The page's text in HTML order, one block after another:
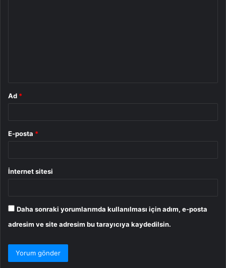
Ad *
E-posta *
İnternet sitesi
Daha sonraki yorumlarımda kullanılması için adım, e-posta
adresim ve site adresim bu tarayıcıya kaydedilsin.